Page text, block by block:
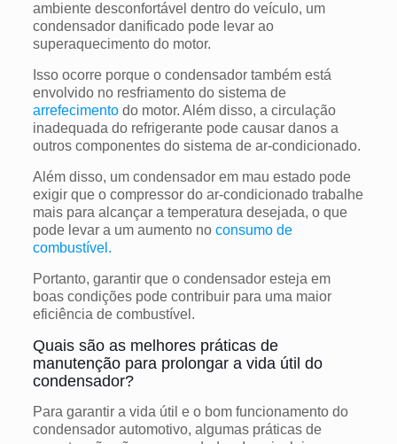
ambiente desconfortável dentro do veículo, um
condensador danificado pode levar ao
superaquecimento do motor.
Isso ocorre porque o condensador também está
envolvido no resfriamento do sistema de
arrefecimentodo motor. Além disso, a circulação
inadequada do refrigerante pode causar danos a
outros componentes do sistema de ar-condicionado.
Além disso, um condensador em mau estado pode
exigir que o compressor do ar-condicionado trabalhe
mais para alcançar a temperatura desejada, o que
pode levar a um aumento no consumo de
combustível.
Portanto, garantir que o condensador esteja em
boas condições pode contribuir para uma maior
eficiência de combustível.
Quais são as melhores práticas de
manutenção para prolongar a vida útil do
condensador?
Para garantir a vida útil e o bom funcionamento do
condensador automotivo, algumas práticas de